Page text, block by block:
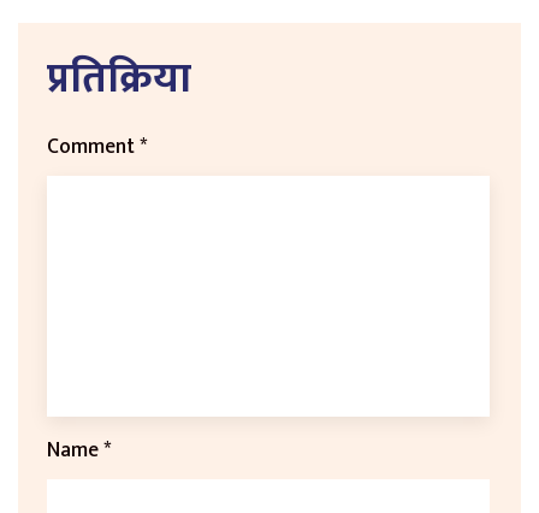
प्रतिक्रिया
Comment*
Name*